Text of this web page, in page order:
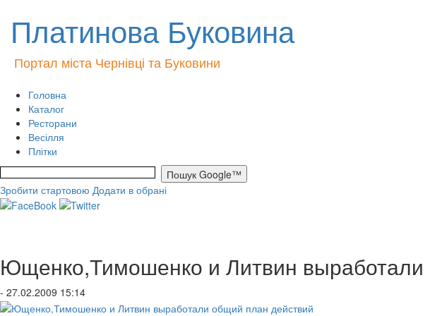
Платинова Буковина
Портал міста Чернівці та Буковини
Головна
Каталог
Ресторани
Весілля
Плітки
Зробити стартовою Додати в обрані
Ющенко,Тимошенко и Литвин
- 27.02.2009 15:14